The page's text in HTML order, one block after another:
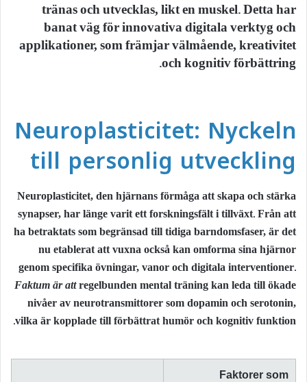
tränas och utvecklas, likt en muskel. Detta har
banat väg för innovativa digitala verktyg och
applikationer, som främjar välmående, kreativitet
och kognitiv förbättring.
Neuroplasticitet: Nyckeln
till personlig utveckling
Neuroplasticitet, den hjärnans förmåga att skapa och stärka
synapser, har länge varit ett forskningsfält i tillväxt. Från att
ha betraktats som begränsad till tidiga barndomsfaser, är det
nu etablerat att vuxna också kan omforma sina hjärnor
genom specifika övningar, vanor och digitala interventioner.
Faktum är attregelbunden mental träning kan leda till ökade
nivåer av neurotransmittorer som dopamin och serotonin,
vilka är kopplade till förbättrat humör och kognitiv funktion.
Faktorer som